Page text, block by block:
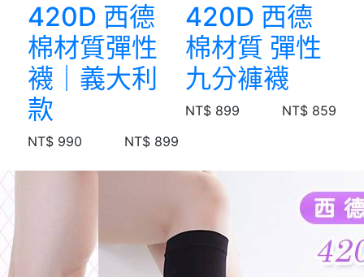
420D 西德
棉材質彈性
襪｜義大利
款
NT$ 990 NT$ 899
420D 西德
棉材質 彈性
九分褲襪
NT$ 899 NT$ 859